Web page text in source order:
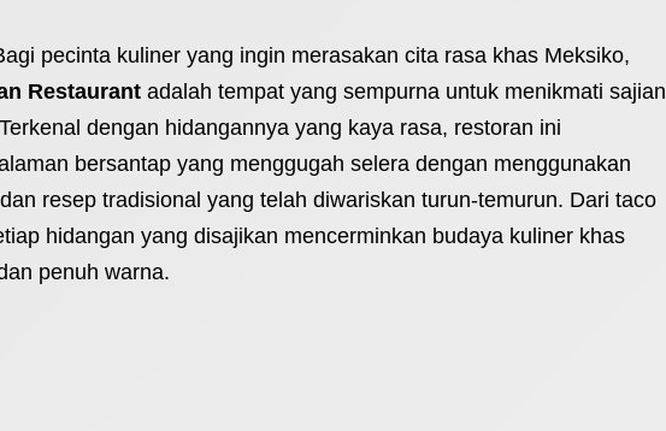
pecinta kuliner yang ingin merasakan cita rasa khas Meksiko,
Restaurant adalah tempat yang sempurna untuk menikmati sajian
dengan hidangannya yang kaya rasa, restoran ini
bersantap yang menggugah selera dengan menggunakan
resep tradisional yang telah diwariskan turun-temurun. Dari taco
hidangan yang disajikan mencerminkan budaya kuliner khas
penuh warna.